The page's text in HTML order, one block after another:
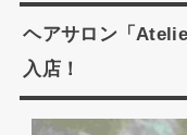
ヘアサロン「
入店！